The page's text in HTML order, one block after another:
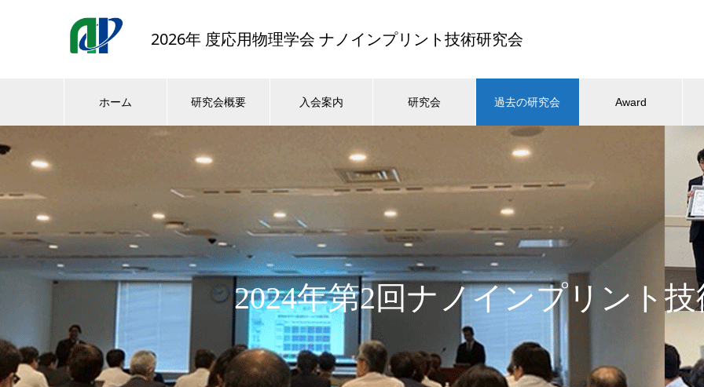
2026年 度応用物理学会 ナノインプリント技術研究会
ホーム 研究会概要 入会案内 研究会 過去の研究会 Award
2024年第2回ナノインプリント